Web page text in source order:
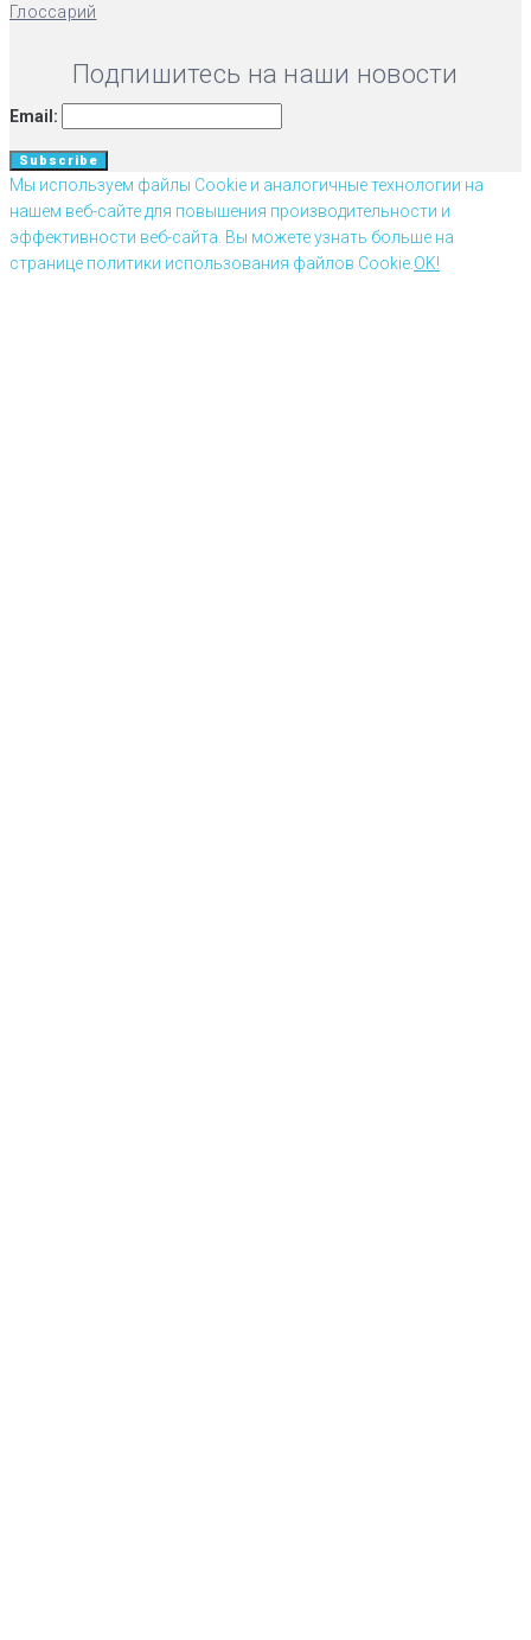
Глоссарий
Подпишитесь на наши новости
Email:
Мы используем файлы Cookie и аналогичные технологии на
нашем веб-сайте для повышения производительности и
эффективности веб-сайта. Вы можете узнать больше на
странице политики использования файлов Cookie. OK!